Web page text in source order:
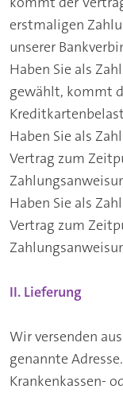
erstmaligen
unserer
Haben Sie als
gewählt, kommt
Haben Sie als
Vertrag zum
Haben Sie als
Vertrag zum
II. Lieferung
Wir versenden
genannte
Krankenkassen-